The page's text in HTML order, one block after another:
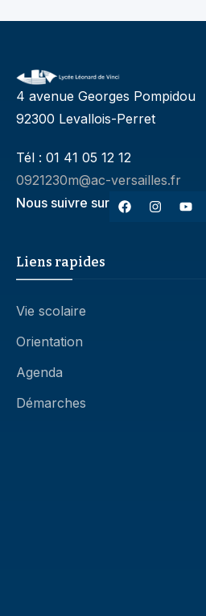
4 avenue Georges Pompidou
92300 Levallois-Perret
Tél : 01 41 05 12 12
0921230m@ac-versailles.fr
Nous suivre sur
Liens rapides
Vie scolaire
Orientation
Agenda
Démarches